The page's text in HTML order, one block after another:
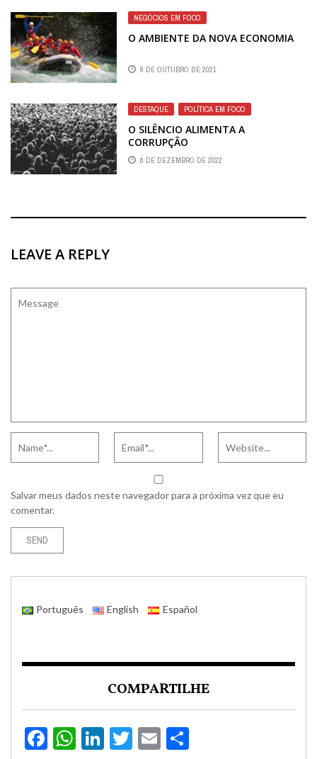
NEGÓCIOS EM FOCO
O AMBIENTE DA NOVA ECONOMIA
8 DE OUTUBRO DE 2021
DESTAQUE POLÍTICA EM FOCO
O SILÊNCIO ALIMENTA A
CORRUPÇÃO
8 DE DEZEMBRO DE 2022
LEAVE A REPLY
Salvar meus dados neste navegador para a próxima vez que eu
comentar.
Português English Español
COMPARTILHE
Facebook
WhatsApp
LinkedIn
Twitter
Email